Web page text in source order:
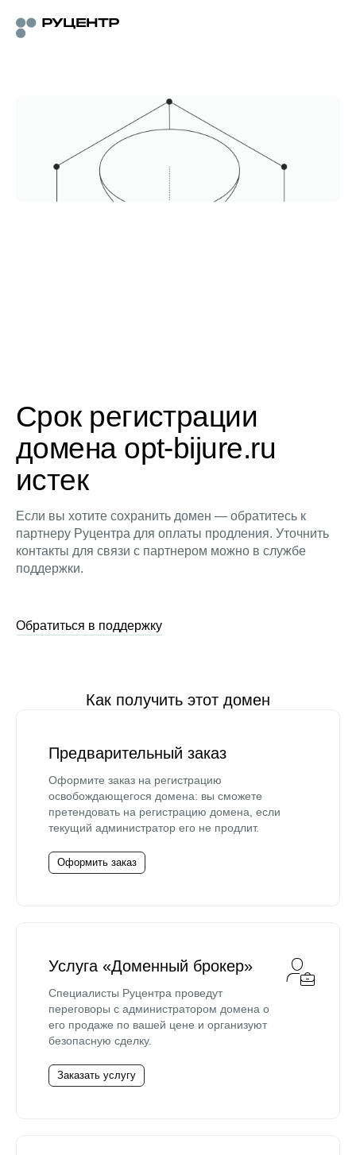
Срок регистрации
домена opt-bijure.ru
истек
Если вы хотите сохранить домен — обратитесь к
партнеру Руцентра для оплаты продления. Уточнить
контакты для связи с партнером можно в службе
поддержки.
Обратиться в поддержку
Как получить этот домен
Предварительный заказ
Оформите заказ на регистрацию
освобождающегося домена: вы сможете
претендовать на регистрацию домена, если
текущий администратор его не продлит.
Оформить заказ
Услуга «Доменный брокер»
Специалисты Руцентра проведут
переговоры с администратором домена о
его продаже по вашей цене и организуют
безопасную сделку.
Заказать услугу